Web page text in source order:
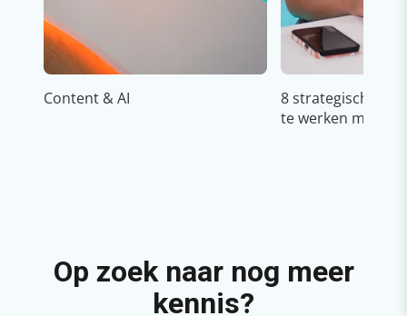
Content & AI
8 strategische
te werken met
Op zoek naar nog meer
kennis?